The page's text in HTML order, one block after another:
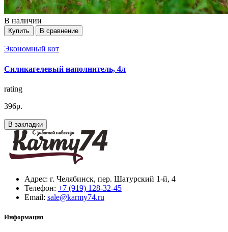
В наличии
Купить В сравнение
Экономный кот
Силикагелевый наполнитель, 4л
rating
396р.
В закладки
Адрес: г. Челябинск, пер. Шатурский 1-й, 4
Телефон: +7 (919) 128-32-45
Email: sale@karmy74.ru
Информация